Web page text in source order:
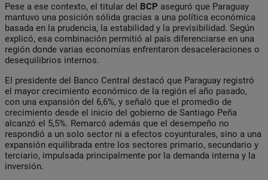
Pese a ese contexto, el titular del BCP aseguró que Paraguay
mantuvo una posición sólida gracias a una política económica
basada en la prudencia, la estabilidad y la previsibilidad. Según
explicó, esa combinación permitió al país diferenciarse en una
región donde varias economías enfrentaron desaceleraciones o
desequilibrios internos.
El presidente del Banco Central destacó que Paraguay registró
el mayor crecimiento económico de la región el año pasado,
con una expansión del 6,6%, y señaló que el promedio de
crecimiento desde el inicio del gobierno de Santiago Peña
alcanzó el 5,5%. Remarcó además que el desempeño no
respondió a un solo sector ni a efectos coyunturales, sino a una
expansión equilibrada entre los sectores primario, secundario y
terciario, impulsada principalmente por la demanda interna y la
inversión.